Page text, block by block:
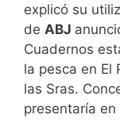
explicó su
de ABJ
Cuadernos
la pesca en El
las Sras.
presentaría